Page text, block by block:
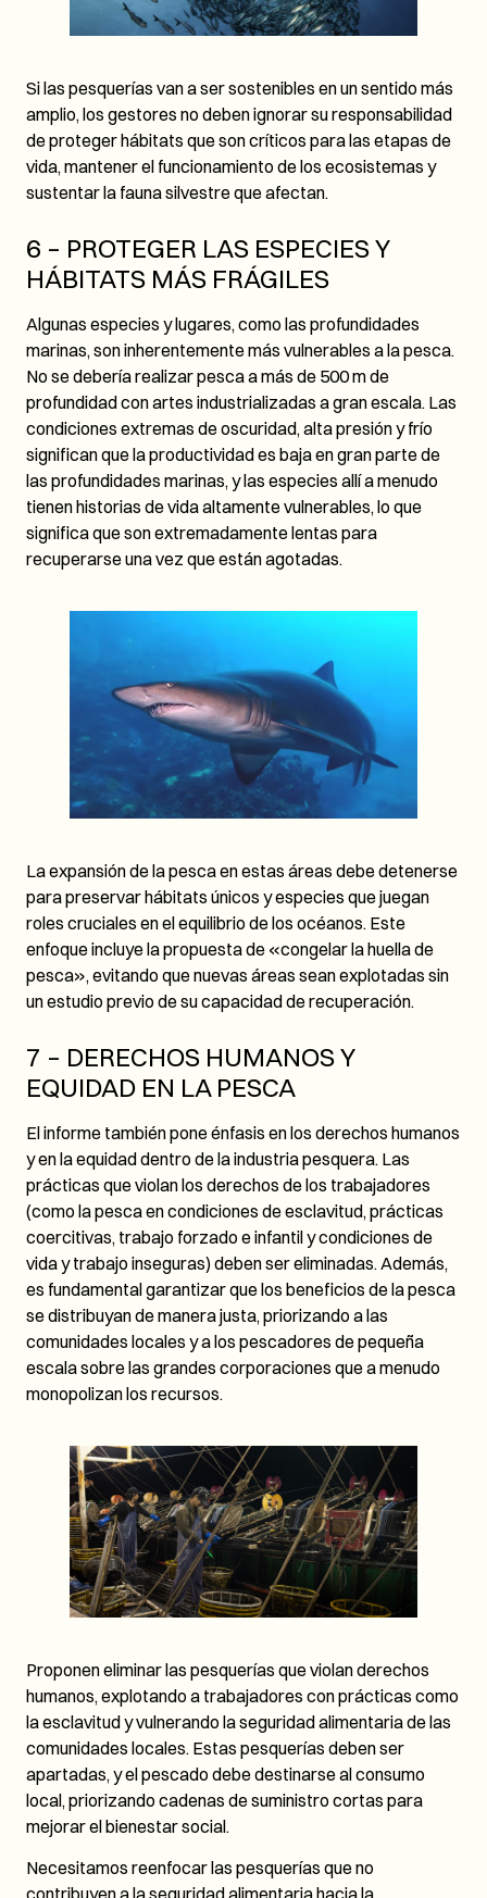
Si las pesquerías van a ser sostenibles en un sentido más
amplio, los gestores no deben ignorar su responsabilidad
de proteger hábitats que son críticos para las etapas de
vida, mantener el funcionamiento de los ecosistemas y
sustentar la fauna silvestre que afectan.
6 – PROTEGER LAS ESPECIES Y
HÁBITATS MÁS FRÁGILES
Algunas especies y lugares, como las profundidades
marinas, son inherentemente más vulnerables a la pesca.
No se debería realizar pesca a más de 500 m de
profundidad con artes industrializadas a gran escala. Las
condiciones extremas de oscuridad, alta presión y frío
significan que la productividad es baja en gran parte de
las profundidades marinas, y las especies allí a menudo
tienen historias de vida altamente vulnerables, lo que
significa que son extremadamente lentas para
recuperarse una vez que están agotadas.
La expansión de la pesca en estas áreas debe detenerse
para preservar hábitats únicos y especies que juegan
roles cruciales en el equilibrio de los océanos. Este
enfoque incluye la propuesta de «congelar la huella de
pesca», evitando que nuevas áreas sean explotadas sin
un estudio previo de su capacidad de recuperación.
7 – DERECHOS HUMANOS Y
EQUIDAD EN LA PESCA
El informe también pone énfasis en los derechos humanos
y en la equidad dentro de la industria pesquera. Las
prácticas que violan los derechos de los trabajadores
(como la pesca en condiciones de esclavitud, prácticas
coercitivas, trabajo forzado e infantil y condiciones de
vida y trabajo inseguras) deben ser eliminadas. Además,
es fundamental garantizar que los beneficios de la pesca
se distribuyan de manera justa, priorizando a las
comunidades locales y a los pescadores de pequeña
escala sobre las grandes corporaciones que a menudo
monopolizan los recursos.
Proponen eliminar las pesquerías que violan derechos
humanos, explotando a trabajadores con prácticas como
la esclavitud y vulnerando la seguridad alimentaria de las
comunidades locales. Estas pesquerías deben ser
apartadas, y el pescado debe destinarse al consumo
local, priorizando cadenas de suministro cortas para
mejorar el bienestar social.
Necesitamos reenfocar las pesquerías que no